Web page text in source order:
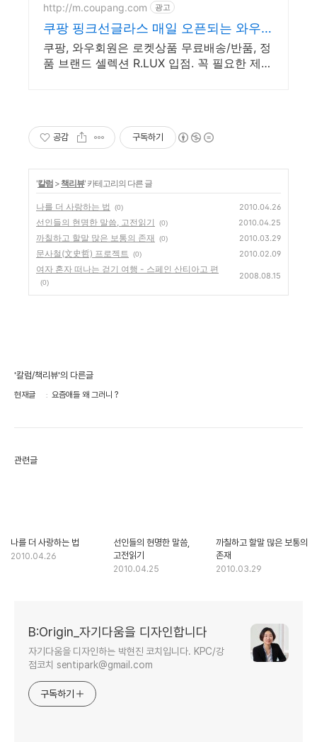
http://m.coupang.com 광고
쿠팡 핑크선글라스 매일 오픈되는 와우회
원 특가
쿠팡, 와우회원은 로켓상품 무료배송/반품, 정
품 브랜드 셀렉션 R.LUX 입점. 꼭 필요한 제품
공감 구독하기
'칼럼 >책리뷰' 카테고리의 다른 글
나를 더 사랑하는 법 (0) 2010.04.26
선인들의 현명한 말씀, 고전읽기 (0) 2010.04.25
까칠하고 할말 많은 보통의 존재 (0) 2010.03.29
문사철(文史哲) 프로젝트 (0) 2010.02.09
여자 혼자 떠나는 걷기 여행 - 스페인 산티아고 편
(0)
2008.08.15
'칼럼/책리뷰'의 다른글
현재글 요즘애들 왜 그러니 ?
관련글
나를 더 사랑하는 법
2010.04.26
선인들의 현명한 말씀,
고전읽기
2010.04.25
까칠하고 할말 많은 보통의
존재
2010.03.29
B:Origin_자기다움을 디자인합니다
자기다움을 디자인하는 박현진 코치입니다. KPC/강
점코치 sentipark@gmail.com
구독하기